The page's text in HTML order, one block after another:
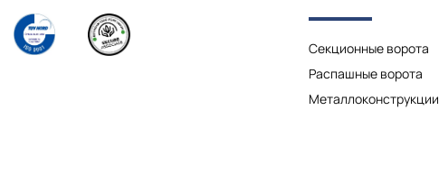
Секционные ворота
Распашные ворота
Металлоконструкции